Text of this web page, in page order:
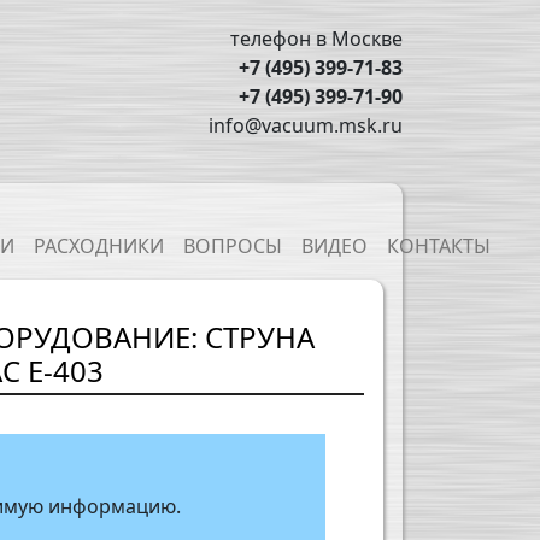
телефон в Москве
+7 (495) 399-71-83
+7 (495) 399-71-90
info@vacuum.msk.ru
РАСХОДНИКИ ВОПРОСЫ ВИДЕО КОНТАКТЫ
СТРУНА
E-403
информацию.